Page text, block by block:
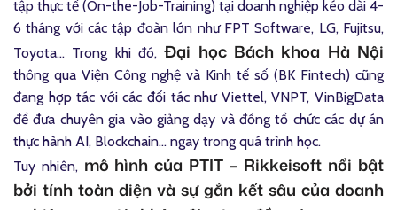
tập thực tế (On-the-Job-Training) tại doanh nghiệp kéo dài 4-
6 tháng với các tập đoàn lớn như FPT Software, LG, Fujitsu,
Toyota… Trong khi đó,Đại học Bách khoa Hà Nội
thông qua Viện Công nghệ và Kinh tế số (BK Fintech) cũng
đang hợp tác với các đối tác như Viettel, VNPT, VinBigData
để đưa chuyên gia vào giảng dạy và đồng tổ chức các dự án
thực hành AI, Blockchain… ngay trong quá trình học.
Tuy nhiên, mô hình của PTIT – Rikkeisoft nổi bật
bởi tính toàn diện và sự gắn kết sâu của doanh